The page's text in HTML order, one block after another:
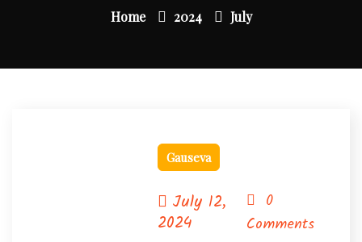
Home 2024 July
Gauseva
July 12,
2024
0
Comments